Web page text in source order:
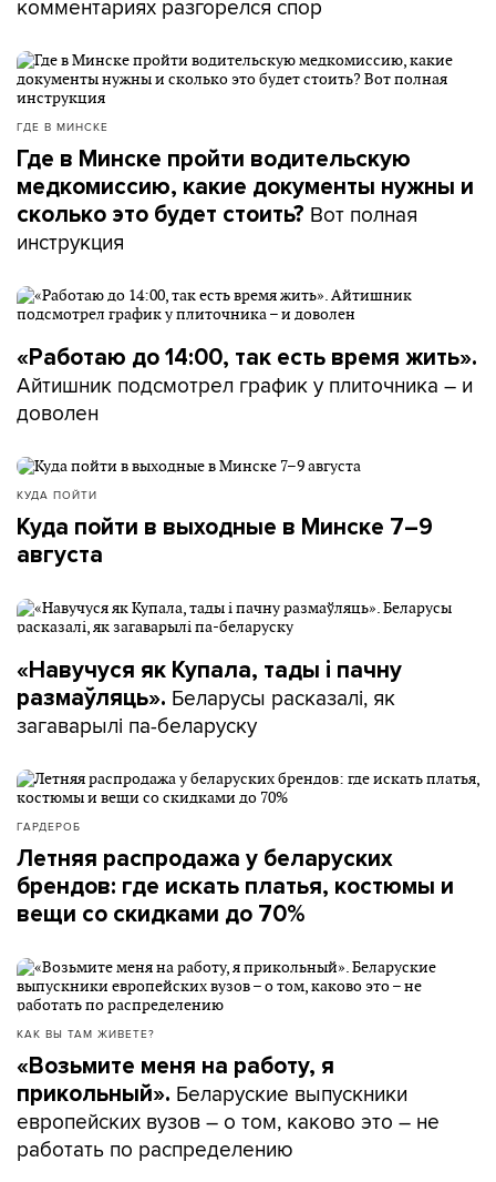
комментариях разгорелся спор
ГДЕ В МИНСКЕ
Где в Минске пройти водительскую
медкомиссию, какие документы нужны и
сколько это будет стоить? Вот полная
инструкция
«Работаю до 14:00, так есть время жить».
Айтишник подсмотрел график у плиточника – и
доволен
КУДА ПОЙТИ
Куда пойти в выходные в Минске 7–9
августа
«Навучуся як Купала, тады і пачну
размаўляць». Беларусы расказалі, як
загаварылі па-беларуску
ГАРДЕРОБ
Летняя распродажа у беларуских
брендов: где искать платья, костюмы и
вещи со скидками до 70%
КАК ВЫ ТАМ ЖИВЕТЕ?
«Возьмите меня на работу, я
прикольный». Беларуские выпускники
европейских вузов – о том, каково это – не
работать по распределению